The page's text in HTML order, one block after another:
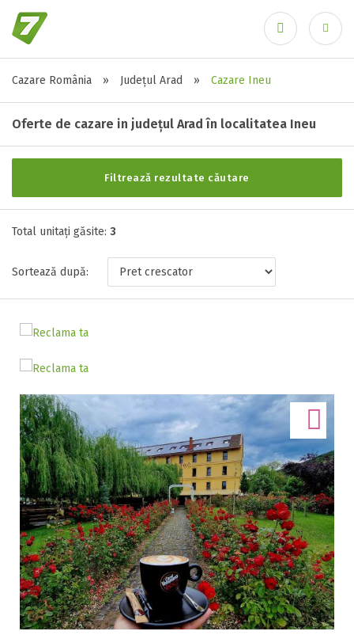
Cazare România » Județul Arad » Cazare Ineu
Oferte de cazare in județul Arad în localitatea Ineu
Filtrează rezultate căutare
Alte tipuri de unități
Toate tipurile de unitati de cazari
Hotel ( 2 )
1 stea / margareta
2 stele / margarete
4 stele / margarete
5 stele / margarete
Selecteaza pretul
Pret: 0-700LEI
Facilități
Internet wireless
Parcare
Plata cu cardul
Restaurant
All inclusive
Total unitați găsite: 3
Sortează după: